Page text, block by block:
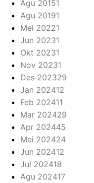
Agu 20151
Agu 20191
Mei 20221
Jun 20231
Okt 20231
Nov 20231
Des 202329
Jan 202412
Feb 202411
Mar 202429
Apr 202445
Mei 202424
Jun 202412
Jul 202418
Agu 202417